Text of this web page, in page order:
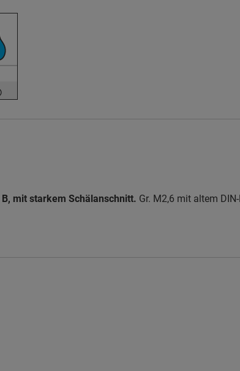
mit starkem Schälanschnitt. Gr. M2,6 mit altem